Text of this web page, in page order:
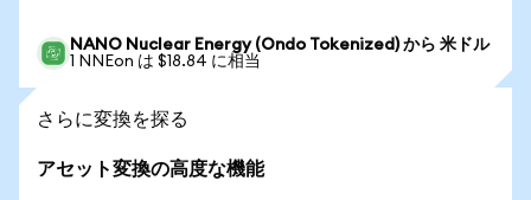
NANO Nuclear Energy (Ondo Tokenized) から 米ドル
1 NNEon は $18.84 に相当
さらに変換を探る
アセット変換の高度な機能